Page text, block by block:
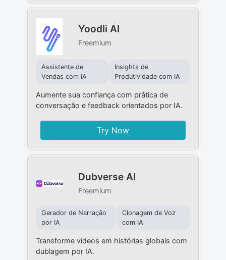
Yoodli AI
Freemium
Assistente de
Vendas com IA
Insights de
Produtividade com IA
Aumente sua confiança com prática de
conversação e feedback orientados por IA.
Try Now
Dubverse AI
Freemium
Gerador de Narração
por IA
Clonagem de Voz
com IA
Transforme vídeos em histórias globais com
dublagem por IA.